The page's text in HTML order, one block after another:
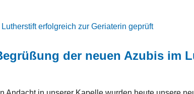
erfolgreich zur Geriaterin geprüft
der neuen Azubis im